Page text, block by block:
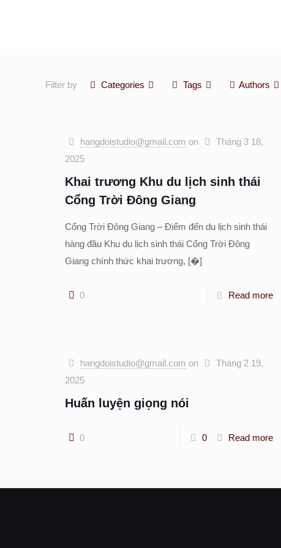
Filter by Categories Tags Authors
hangdoistudio@gmail.com on
Tháng 3 18,
2025
Khai trương Khu du lịch sinh thái
Cổng Trời Đông Giang
Cổng Trời Đông Giang – Điểm đến du lịch sinh thái
hàng đầu Khu du lịch sinh thái Cổng Trời Đông
Giang chính thức khai trương, [�]
0 Read more
hangdoistudio@gmail.com on
Tháng 2 19,
2025
Huấn luyện giọng nói
0 0 Read more